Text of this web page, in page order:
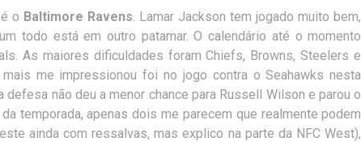
o Baltimore Ravens . Lamar Jackson tem jogado muito bem,
todo está em outro patamar. O calendário até o momento
As maiores dificuldades foram Chiefs, Browns, Steelers e
me impressionou foi no jogo contra o Seahawks nesta
não deu a menor chance para Russell Wilson e parou o
temporada, apenas dois me parecem que realmente podem
ainda com ressalvas, mas explico na parte da NFC West),